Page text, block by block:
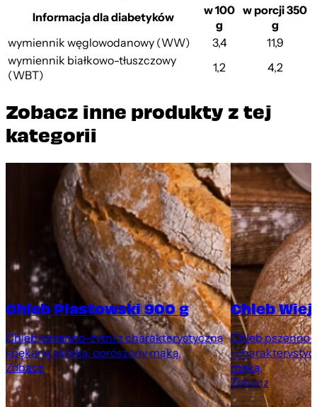
Informacja dla diabetyków
w 100
g
w porcji 350
g
wymiennik węglowodanowy (WW)
3,4
11,9
wymiennik białkowo-tłuszczowy
(WBT)
1,2 4,2
Zobacz inne produkty z tej
kategorii
Chleb Piastowski 900 g
Chleb pszenno-żytni z charakterystyczną
spękaną skórką, oprószony mąką.
Zobacz
Chleb
Chleb pszenno-
i
mąką.
Zobacz